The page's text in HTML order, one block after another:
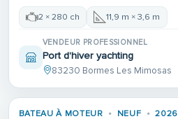
2 × 280 ch 11,9 m × 3,6 m
VENDEUR PROFESSIONNEL
Port d'hiver yachting
83230 Bormes Les Mimosas
BATEAU À MOTEUR NEUF 2026